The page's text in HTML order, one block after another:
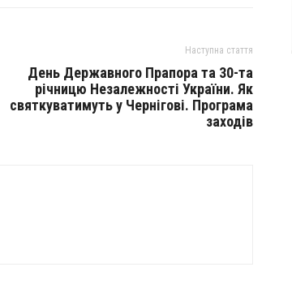
Наступна стаття
День Державного Прапора та 30-та
річницю Незалежності України. Як
святкуватимуть у Чернігові. Програма
заходів